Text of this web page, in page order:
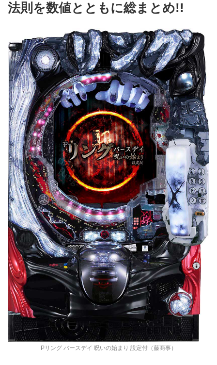
法則を数値とともに総まとめ!!
Pリング バースデイ 呪いの始まり 設定付（藤商事）